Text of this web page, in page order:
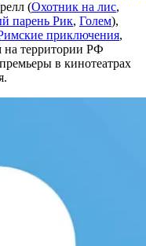
(Охотник на лис,
парень Рик, Голем),
приключения,
на территории РФ
в кинотеатрах